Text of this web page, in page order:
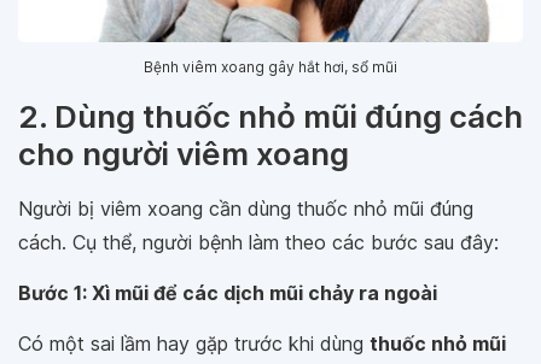
Bệnh viêm xoang gây hắt hơi, sổ mũi
2. Dùng thuốc nhỏ mũi đúng cách
cho người viêm xoang
Người bị viêm xoang cần dùng thuốc nhỏ mũi đúng
cách. Cụ thể, người bệnh làm theo các bước sau đây:
Bước 1: Xì mũi để các dịch mũi chảy ra ngoài
Có một sai lầm hay gặp trước khi dùng thuốc nhỏ mũi